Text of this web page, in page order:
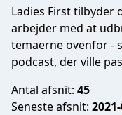
Ladies First tilbyder
arbejder med at
temaerne ovenfor -
podcast, der ville
Antal afsnit: 45
Seneste afsnit: